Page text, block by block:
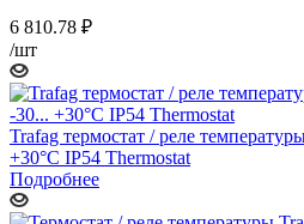
6 810.78 ₽
/шт
Trafag термостат / реле
+30°C IP54 Thermostat
Подробнее